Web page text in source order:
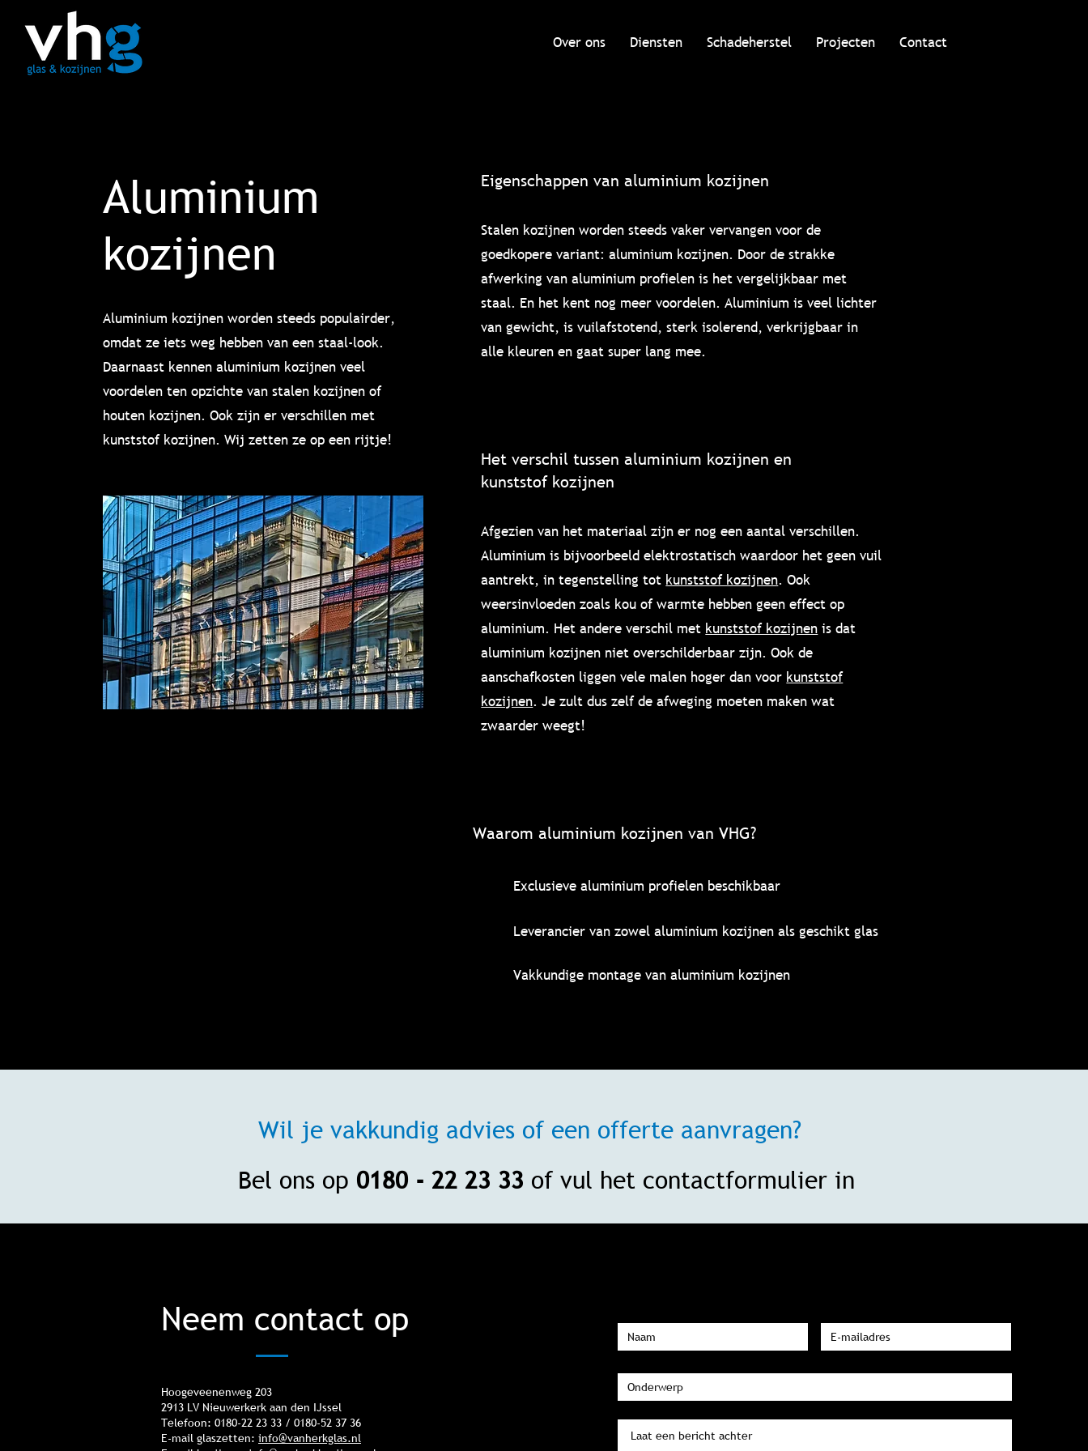
Over ons Diensten Schadeherstel Projecten Contact
Aluminium
kozijnen
Aluminium kozijnen worden steeds populairder,
omdat ze iets weg hebben van een staal-look.
Daarnaast kennen aluminium kozijnen veel
voordelen ten opzichte van stalen kozijnen of
houten kozijnen. Ook zijn er verschillen met
kunststof kozijnen. Wij zetten ze op een rijtje!
Eigenschappen van aluminium kozijnen
Stalen kozijnen worden steeds vaker vervangen voor de
goedkopere variant: aluminium kozijnen. Door de strakke
afwerking van aluminium profielen is het vergelijkbaar met
staal. En het kent nog meer voordelen. Aluminium is veel lichter
van gewicht, is vuilafstotend, sterk isolerend, verkrijgbaar in
alle kleuren en gaat super lang mee.
Het verschil tussen aluminium kozijnen en
kunststof kozijnen
Afgezien van het materiaal zijn er nog een aantal verschillen.
Aluminium is bijvoorbeeld elektrostatisch waardoor het geen vuil
aantrekt, in tegenstelling tot kunststof kozijnen. Ook
weersinvloeden zoals kou of warmte hebben geen effect op
aluminium. Het andere verschil met kunststof kozijnen is dat
aluminium kozijnen niet overschilderbaar zijn. Ook de
aanschafkosten liggen vele malen hoger dan voor kunststof
kozijnen. Je zult dus zelf de afweging moeten maken wat
zwaarder weegt!
Waarom aluminium kozijnen van VHG?
Exclusieve aluminium profielen beschikbaar
Leverancier van zowel aluminium kozijnen als geschikt glas
Vakkundige montage van aluminium kozijnen
Wil je vakkundig advies of een offerte aanvragen?
Bel ons op 0180 - 22 23 33 of vul het contactformulier in
Neem contact op
Hoogeveenenweg 203
2913 LV Nieuwerkerk aan den IJssel
Telefoon: 0180-22 23 33 / 0180-52 37 36
E-mail glaszetten: info@vanherkglas.nl